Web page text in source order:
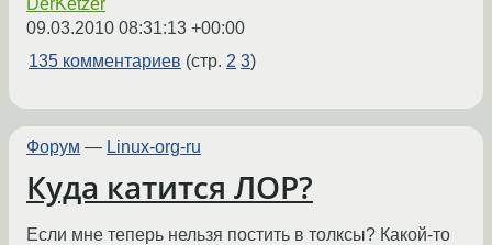
DerKetzer
09.03.2010 08:31:13 +00:00
135 комментариев (стр. 2 3)
Форум — Linux-org-ru
Куда катится ЛОР?
Если мне теперь нельзя постить в толксы? Какой-то